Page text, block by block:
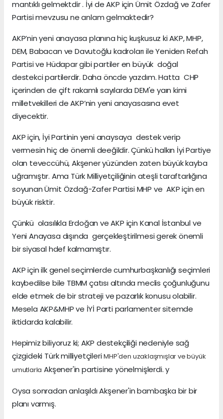
mantıklı gelmektdir . İyi de AKP için Ümit Özdağ ve Zafer
Partisi mevzusu ne anlam gelmaktedir?
AKP’nin yeni anayasa planına hiç kuşkusuz ki AKP, MHP,
DEM, Babacan ve Davutoğlu kadroları ile Yeniden Refah
Partisi ve Hüdapar gibi partiler en büyük doğal
destekci partilerdir. Daha öncde yazdım. Hatta CHP
içerinden de çift rakamlı sayılarda DEM'e yaın kimi
milletvekilleri de AKP’nin yeni anayasasına evet
diyecektir.
AKP için, İyi Partinin yeni anaysaya destek verip
vermesin hiç de önemli deeğildir. Çünkü halkın İyi Partiye
olan teveccühü, Akşener yüzünden zaten büyük kayba
uğramıştır. Ama Türk Milliyetçiliğinin ateşli taraftarlığına
soyunan Ümit Özdağ-Zafer Partisi MHP ve AKP için en
büyük risktir.
Çünkü olasılıkla Erdoğan ve AKP için Kanal İstanbul ve
Yeni Anayasa dışında gerçekleştirilmesi gerek önemli
bir siyasal hdef kalmamıştır.
AKP için ilk genel seçimlerde cumhurbaşkanlığı seçimleri
kaybedilse bile TBMM çatısı altında meclis çoğunluğunu
elde etmek de bir strateji ve pazarlık konusu olabilir.
Mesela AKP&MHP ve İYİ Parti parlamenter sitemde
iktidarda kalabilir.
Hepimiz biliyoruz ki; AKP destekçiliği nedeniyle sağ
çizgideki Türk milliyetçileriMHP'den uzaklaşmışlar ve büyük
umutlarla Akşener'in partisine yönelmişlerdi. y
Oysa sonradan anlaşıldı Akşener'in bambaşka bir bir
planı varmış.